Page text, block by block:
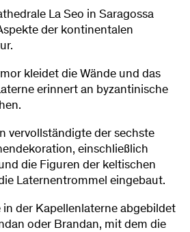
La Seo in Saragossa
der kontinentalen
kleidet die Wände und das
erinnert an byzantinische
vervollständigte der sechste
einschließlich
die Figuren der keltischen
Laternentrommel eingebaut.
in der Kapellenlaterne abgebildet
oder Brandan, mit dem die